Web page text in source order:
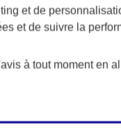
contrat
et de
et de suivre la
à tout moment en